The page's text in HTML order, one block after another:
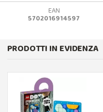
EAN
5702016914597
PRODOTTI IN EVIDENZA